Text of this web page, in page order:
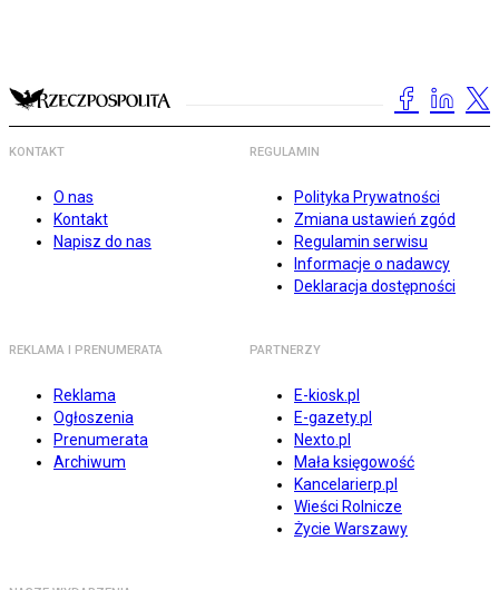
KONTAKT
O nas
Kontakt
Napisz do nas
REGULAMIN
Polityka Prywatności
Zmiana ustawień zgód
Regulamin serwisu
Informacje o nadawcy
Deklaracja dostępności
REKLAMA I PRENUMERATA
Reklama
Ogłoszenia
Prenumerata
Archiwum
PARTNERZY
E-kiosk.pl
E-gazety.pl
Nexto.pl
Mała księgowość
Kancelarierp.pl
Wieści Rolnicze
Życie Warszawy